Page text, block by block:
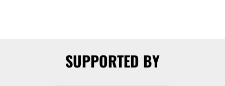
SUPPORTED BY